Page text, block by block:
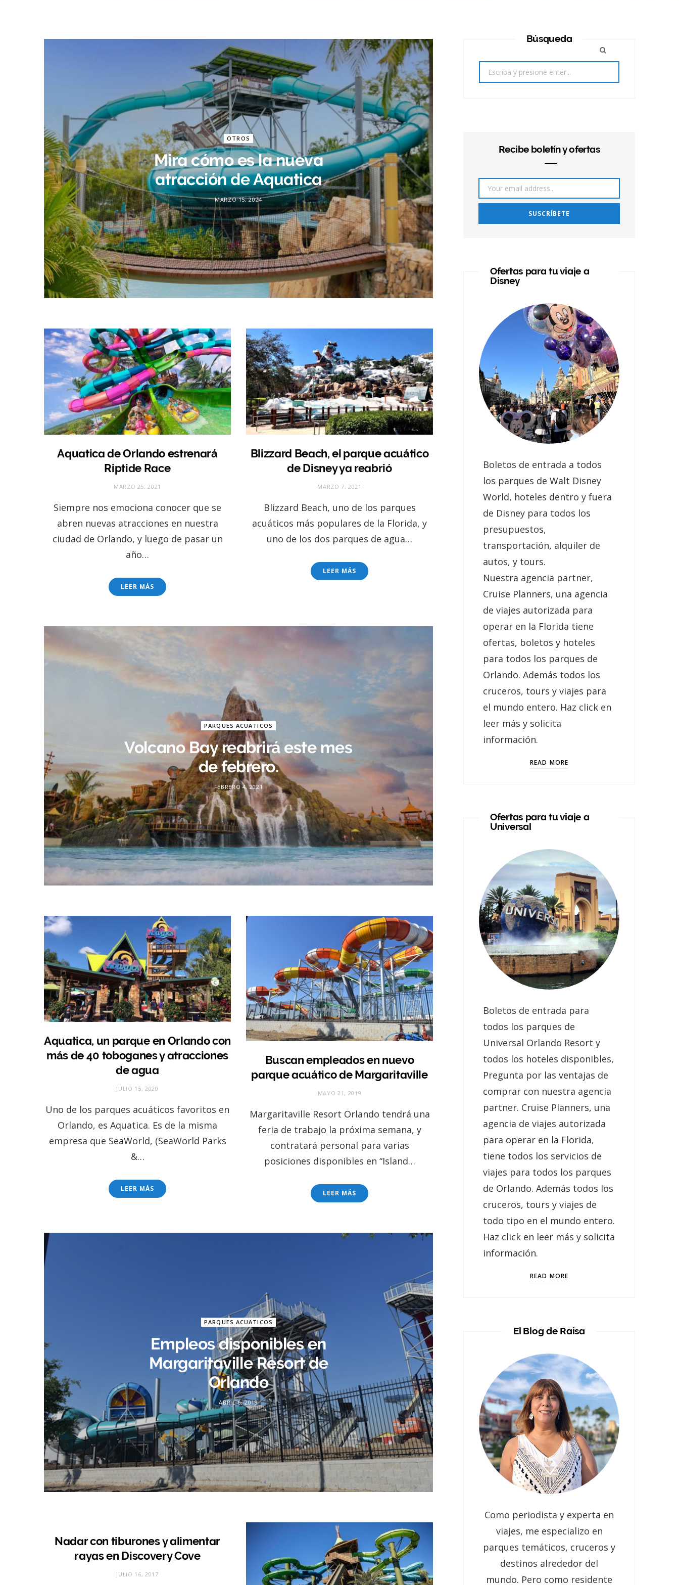
OTROS
Mira cómo es la nueva
atracción de Aquatica
MARZO 15, 2024
Aquatica de Orlando estrenará
Riptide Race
MARZO 25, 2021
Siempre nos emociona conocer que se
abren nuevas atracciones en nuestra
ciudad de Orlando, y luego de pasar un
año…
LEER MÁS
Blizzard Beach, el parque acuático
de Disney ya reabrió
MARZO 7, 2021
Blizzard Beach, uno de los parques
acuáticos más populares de la Florida, y
uno de los dos parques de agua…
LEER MÁS
PARQUES ACUATICOS
Volcano Bay reabrirá este mes
de febrero.
FEBRERO 4, 2021
Aquatica, un parque en Orlando con
más de 40 toboganes y atracciones
de agua
JULIO 15, 2020
Uno de los parques acuáticos favoritos en
Orlando, es Aquatica. Es de la misma
empresa que SeaWorld, (SeaWorld Parks
&…
LEER MÁS
Buscan empleados en nuevo
parque acuático de Margaritaville
MAYO 21, 2019
Margaritaville Resort Orlando tendrá una
feria de trabajo la próxima semana, y
contratará personal para varias
posiciones disponibles en “Island…
LEER MÁS
PARQUES ACUATICOS
Empleos disponibles en
Margaritaville Resort de
Orlando
ABRIL 6, 2019
Nadar con tiburones y alimentar
rayas en Discovery Cove
JULIO 16, 2017
Búsqueda
for:
Recibe boletín y ofertas
Ofertas para tu viaje a
Disney
Boletos de entrada a todos
los parques de Walt Disney
World, hoteles dentro y fuera
de Disney para todos los
presupuestos,
transportación, alquiler de
autos, y tours.
Nuestra agencia partner,
Cruise Planners, una agencia
de viajes autorizada para
operar en la Florida tiene
ofertas, boletos y hoteles
para todos los parques de
Orlando. Además todos los
cruceros, tours y viajes para
el mundo entero. Haz click en
leer más y solicita
información.
READ MORE
Ofertas para tu viaje a
Universal
Boletos de entrada para
todos los parques de
Universal Orlando Resort y
todos los hoteles disponibles,
Pregunta por las ventajas de
comprar con nuestra agencia
partner. Cruise Planners, una
agencia de viajes autorizada
para operar en la Florida,
tiene todos los servicios de
viajes para todos los parques
de Orlando. Además todos los
cruceros, tours y viajes de
todo tipo en el mundo entero.
Haz click en leer más y solicita
información.
READ MORE
El Blog de Raisa
Como periodista y experta en
viajes, me especializo en
parques temáticos, cruceros y
destinos alrededor del
mundo. Pero como residente